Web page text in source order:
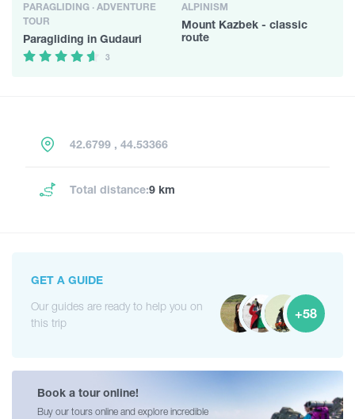
PARAGLIDING · ADVENTURE
TOUR
Paragliding in Gudauri
3
ALPINISM
Mount Kazbek - classic
route
42.6799 , 44.53366
Total distance:9 km
GET A GUIDE
Our guides are ready to help you on
this trip
+58
Book a tour online!
Buy our tours online and explore incredible